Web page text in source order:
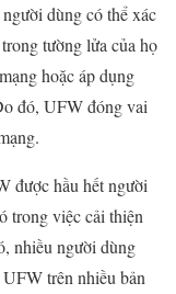
dùng có thể xác
tường lửa của họ
hoặc áp dụng
đó, UFW đóng vai
được hầu hết người
trong việc cải thiện
nhiều người dùng
trên nhiều bản